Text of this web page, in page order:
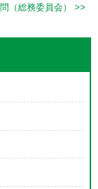
（総務委員会） >>